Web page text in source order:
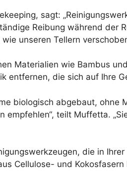
sagt:
Reibung während der
unseren Tellern
Materialien wie Bambus
entfernen, die sich auf Ihre
biologisch abgebaut, ohne
teilt Muffetta.
die in
Cellulose- und